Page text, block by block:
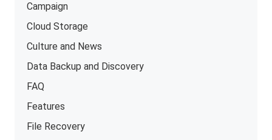
Campaign
Cloud Storage
Culture and News
Data Backup and Discovery
FAQ
Features
File Recovery